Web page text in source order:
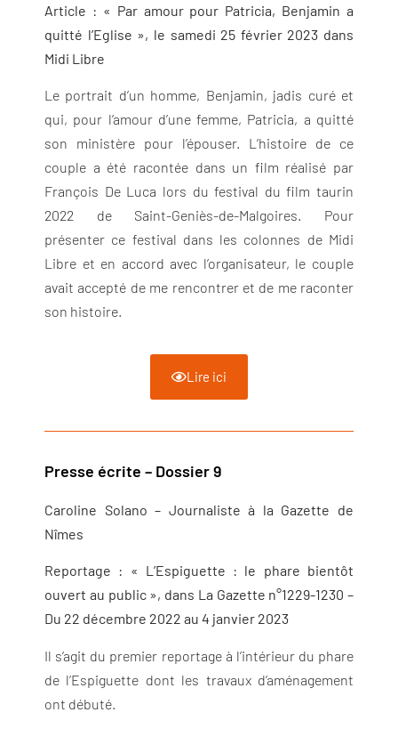
Article : « Par amour pour Patricia, Benjamin a
quitté l’Eglise », le samedi 25 février 2023 dans
Midi Libre
Le portrait d’un homme, Benjamin, jadis curé et
qui, pour l’amour d’une femme, Patricia, a quitté
son ministère pour l’épouser. L’histoire de ce
couple a été racontée dans un film réalisé par
François De Luca lors du festival du film taurin
2022 de Saint-Geniès-de-Malgoires. Pour
présenter ce festival dans les colonnes de Midi
Libre et en accord avec l’organisateur, le couple
avait accepté de me rencontrer et de me raconter
son histoire.
Lire ici
Presse écrite – Dossier 9
Caroline Solano – Journaliste à la Gazette de
Nîmes
Reportage : « L’Espiguette : le phare bientôt
ouvert au public », dans La Gazette n°1229-1230 –
Du 22 décembre 2022 au 4 janvier 2023
Il s’agit du premier reportage à l’intérieur du phare
de l’Espiguette dont les travaux d’aménagement
ont débuté.